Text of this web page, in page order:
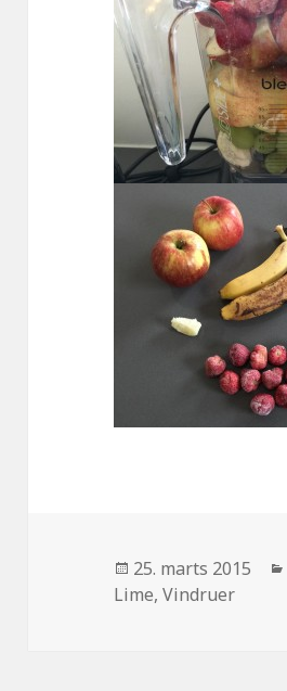
Udgivet
i
25. marts 2015
Lime,Vindruer